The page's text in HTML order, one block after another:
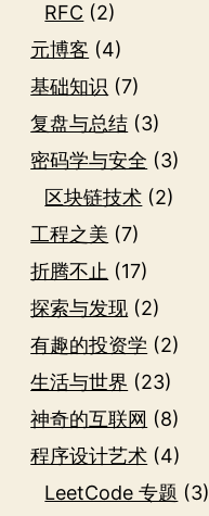
RFC (2)
元博客 (4)
基础知识 (7)
复盘与总结 (3)
密码学与安全 (3)
区块链技术 (2)
工程之美 (7)
折腾不止 (17)
探索与发现 (2)
有趣的投资学 (2)
生活与世界 (23)
神奇的互联网 (8)
程序设计艺术 (4)
LeetCode 专题 (3)